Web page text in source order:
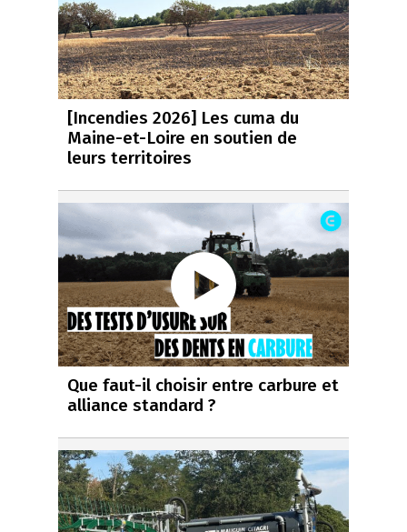
[Incendies 2026] Les cuma du
Maine-et-Loire en soutien de
leurs territoires
Que faut-il choisir entre carbure et
alliance standard ?